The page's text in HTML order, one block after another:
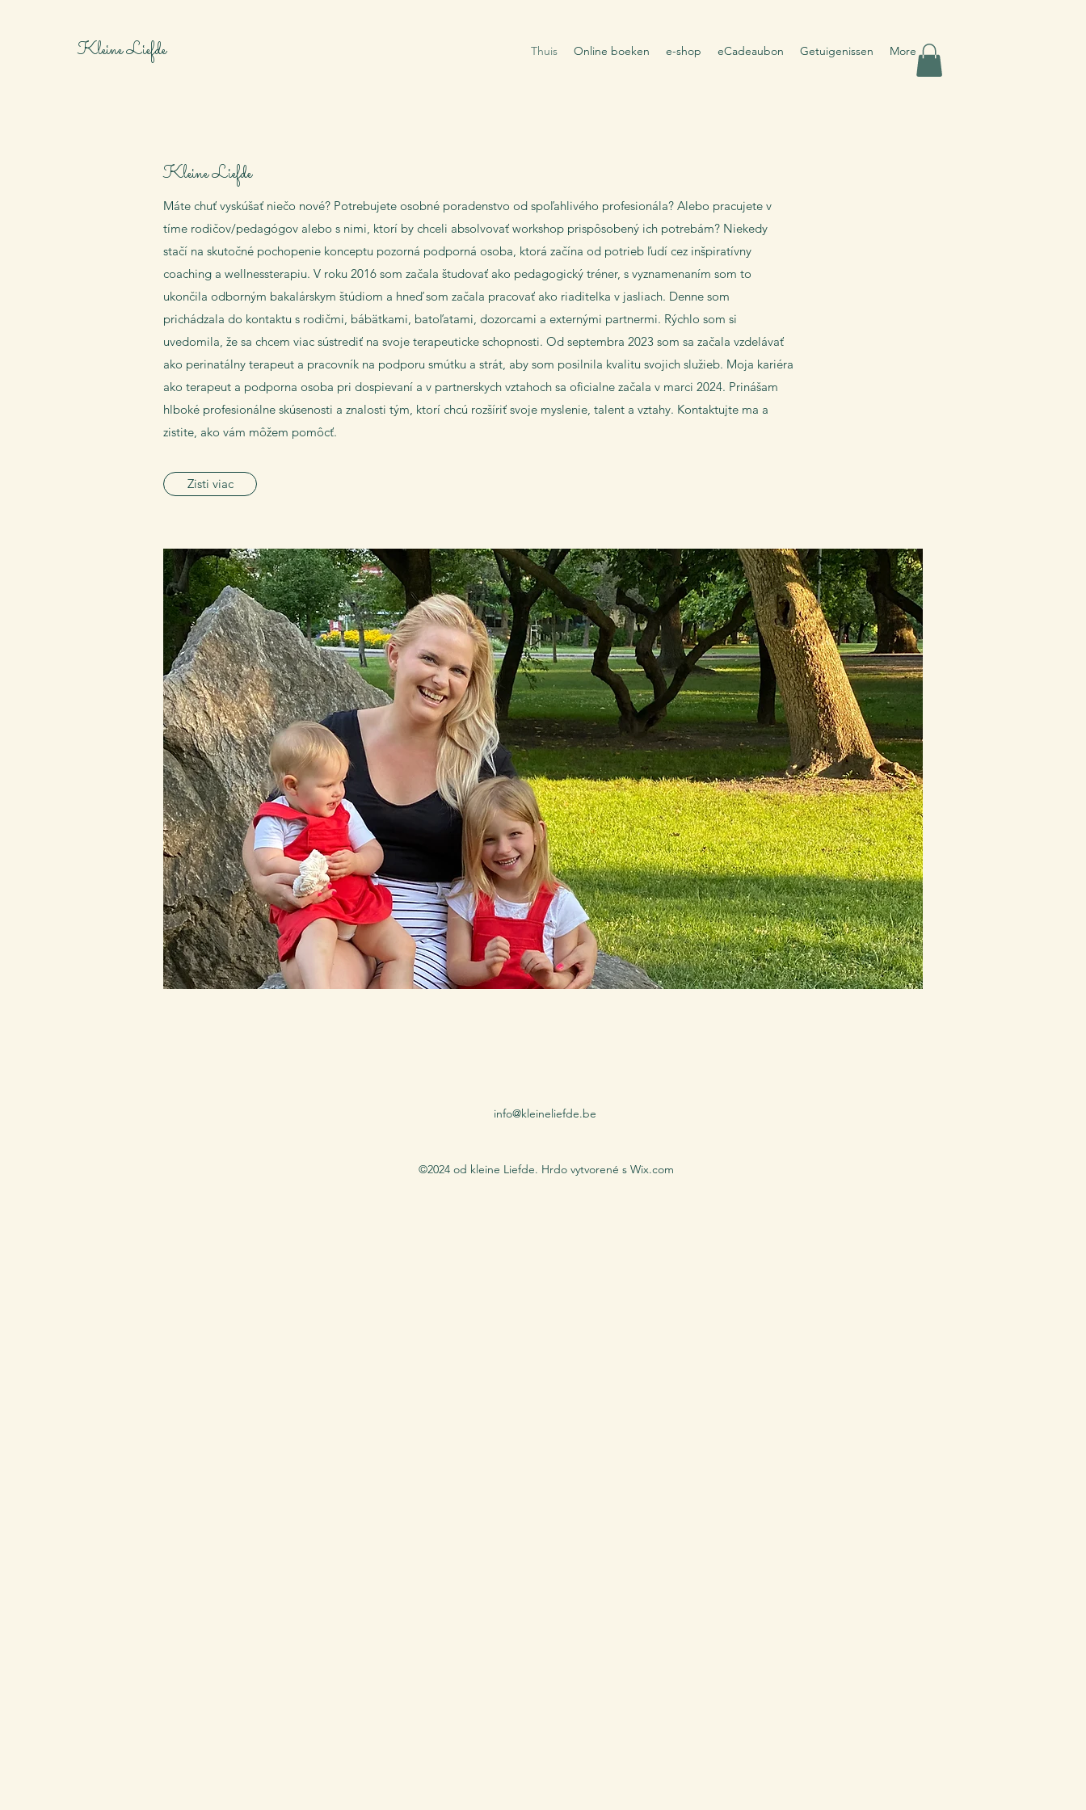
Kleine Liefde Thuis Online boeken e-shop eCadeaubon Getuigenissen More
Kleine Liefde
Máte chuť vyskúšať niečo nové? Potrebujete osobné poradenstvo od spoľahlivého profesionála? Alebo pracujete v
tíme rodičov/pedagógov alebo s nimi, ktorí by chceli absolvovať workshop prispôsobený ich potrebám? Niekedy
stačí na skutočné pochopenie konceptu pozorná podporná osoba, ktorá začína od potrieb ľudí cez inšpiratívny
coaching a wellnessterapiu. V roku 2016 som začala študovať ako pedagogický tréner, s vyznamenaním som to
ukončila odborným bakalárskym štúdiom a hneď som začala pracovať ako riaditelka v jasliach. Denne som
prichádzala do kontaktu s rodičmi, bábätkami, batoľatami, dozorcami a externými partnermi. Rýchlo som si
uvedomila, že sa chcem viac sústrediť na svoje terapeuticke schopnosti. Od septembra 2023 som sa začala vzdelávať
ako perinatálny terapeut a pracovník na podporu smútku a strát, aby som posilnila kvalitu svojich služieb. Moja kariéra
ako terapeut a podporna osoba pri dospievaní a v partnerskych vztahoch sa oficialne začala v marci 2024. Prinášam
hlboké profesionálne skúsenosti a znalosti tým, ktorí chcú rozšíriť svoje myslenie, talent a vztahy. Kontaktujte ma a
zistite, ako vám môžem pomôcť.
Zisti viac
info@kleineliefde.be
©2024 od kleine Liefde. Hrdo vytvorené s Wix.com